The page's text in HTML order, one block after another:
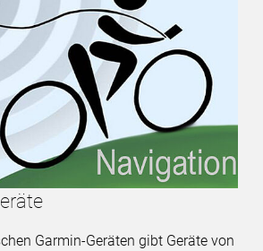
Garmin-Geräten gibt Geräte von